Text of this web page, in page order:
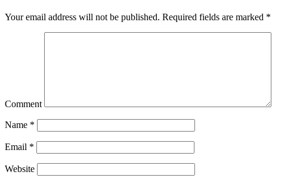
Your email address will not be published. Required fields are marked *
Comment
Name *
Email *
Website